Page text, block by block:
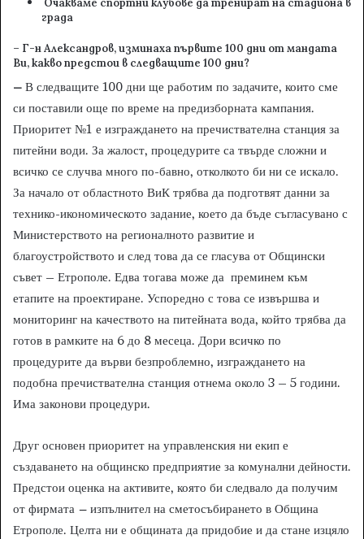
Очакваме спортни клубове да тренират на стадиона в
града
– Г-н Александров, изминаха първите 100 дни от мандата
Ви, какво предстои в следващите 100 дни?
– В следващите 100 дни ще работим по задачите, които сме
си поставили още по време на предизборната кампания.
Приоритет №1 е изграждането на пречиствателна станция за
питейни води. За жалост, процедурите са твърде сложни и
всичко се случва много по-бавно, отколкото би ни се искало.
За начало от областното ВиК трябва да подготвят данни за
технико-икономическото задание, което да бъде съгласувано с
Министерството на регионалното развитие и
благоустройството и след това да се гласува от Общински
съвет – Етрополе. Едва тогава може да преминем към
етапите на проектиране. Успоредно с това се извършва и
мониторинг на качеството на питейната вода, който трябва да
готов в рамките на 6 до 8 месеца. Дори всичко по
процедурите да върви безпроблемно, изграждането на
подобна пречиствателна станция отнема около 3 – 5 години.
Има законови процедури.
Друг основен приоритет на управленския ни екип е
създаването на общинско предприятие за комунални дейности.
Предстои оценка на активите, която би следвало да получим
от фирмата – изпълнител на сметосъбирането в Община
Етрополе. Целта ни е общината да придобие и да стане изцяло